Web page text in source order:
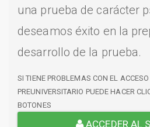
una prueba de carácter
deseamos éxito en la
desarrollo de la prueba.
SI TIENE PROBLEMAS CON EL
PREUNIVERSITARIO PUEDE HACER
BOTONES
ACCEDER AL